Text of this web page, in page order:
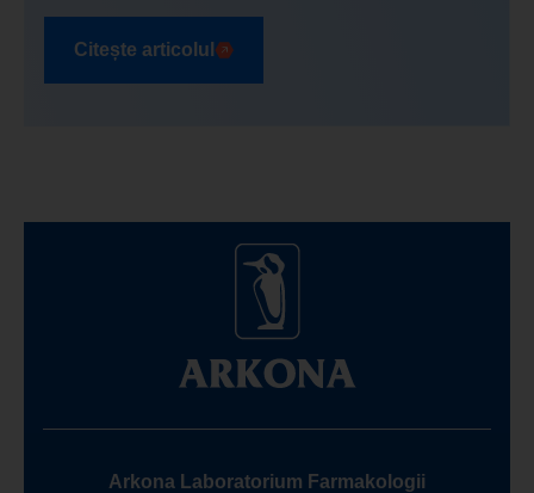
Citește articolul
Arkona Laboratorium Farmakologii